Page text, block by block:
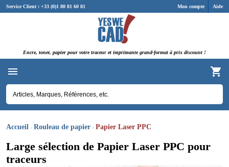
Mon compte Aide
Service Client : +33 (0)1 80 81 60 81
Encre, toner, papier pour votre traceur et imprimante grand-format à prix discount !
Accueil Rouleau de papier Papier Laser PPC
Large sélection de Papier Laser PPC pour
traceurs
Panneau de gestion des cookies